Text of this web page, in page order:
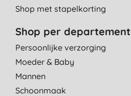
Shop met stapelkorting
Shop per departement
Persoonlijke verzorging
Moeder & Baby
Mannen
Schoonmaak